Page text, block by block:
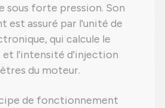
sous forte pression. Son
est assuré par l'unité de
qui calcule le
et l'intensité d'injection
du moteur.
de fonctionnement